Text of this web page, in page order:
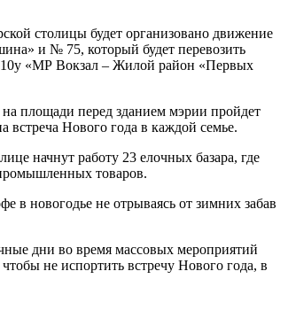
столицы будет организовано движение
и № 75, который будет перевозить
10у «МР Вокзал – Жилой район «Первых
площади перед зданием мэрии пройдет
встреча Нового года в каждой семье.
начнут работу 23 елочных базара, где
товаров.
в новогодье не отрываясь от зимних забав
дни во время массовых мероприятий
не испортить встречу Нового года, в